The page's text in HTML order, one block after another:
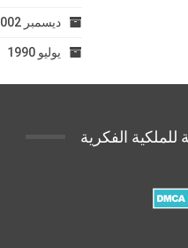
ديسمبر 2002
يوليو 1990
للملكية الفكرية